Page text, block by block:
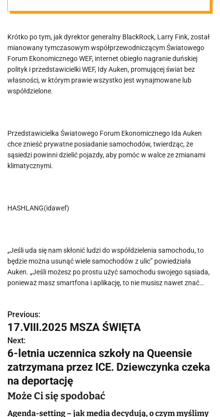
samochodów.
Krótko po tym, jak dyrektor generalny BlackRock, Larry Fink, został
mianowany tymczasowym współprzewodniczącym Światowego
Forum Ekonomicznego WEF, internet obiegło nagranie duńskiej
polityk i przedstawicielki WEF, Idy Auken, promującej świat bez
własności, w którym prawie wszystko jest wynajmowane lub
współdzielone.
Przedstawicielka Światowego Forum Ekonomicznego Ida Auken
chce znieść prywatne posiadanie samochodów, twierdząc, że
sąsiedzi powinni dzielić pojazdy, aby pomóc w walce ze zmianami
klimatycznymi.
HASHLANG(idawef)
„Jeśli uda się nam skłonić ludzi do współdzielenia samochodu, to
będzie można usunąć wiele samochodów z ulic” powiedziała
Auken. „Jeśli możesz po prostu użyć samochodu swojego sąsiada,
ponieważ masz smartfona i aplikację, to nie musisz nawet znać…
N
a
w
i
g
a
Previous:
17.VIII.2025 MSZA ŚWIĘTA
Next:
6-letnia uczennica szkoły na Queensie
zatrzymana przez ICE. Dziewczynka czeka
na deportację
Może Ci się spodobać
Agenda-setting – jak media decydują, o czym myślimy